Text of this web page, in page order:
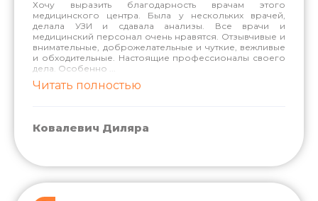
Хочу выразить благодарность врачам этого
медицинского центра. Была у нескольких врачей,
делала УЗИ и сдавала анализы. Все врачи и
медицинский персонал очень нравятся. Отзывчивые и
внимательные, доброжелательные и чуткие, вежливые
и обходительные. Настоящие профессионалы своего
дела. Особенно
Читать полностью
Ковалевич Диляра